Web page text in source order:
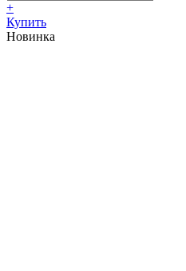
+
Купить
Новинка